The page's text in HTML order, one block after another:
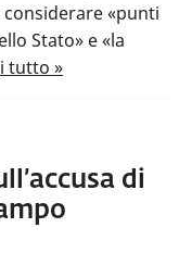
considerare «punti
Stato» e «la
tutto »
di